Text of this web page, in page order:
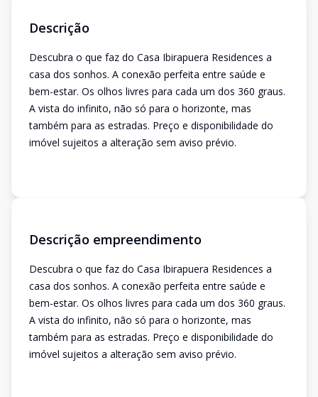
Descrição
Descubra o que faz do Casa Ibirapuera Residences a
casa dos sonhos. A conexão perfeita entre saúde e
bem-estar. Os olhos livres para cada um dos 360 graus.
A vista do infinito, não só para o horizonte, mas
também para as estradas. Preço e disponibilidade do
imóvel sujeitos a alteração sem aviso prévio.
Descrição empreendimento
Descubra o que faz do Casa Ibirapuera Residences a
casa dos sonhos. A conexão perfeita entre saúde e
bem-estar. Os olhos livres para cada um dos 360 graus.
A vista do infinito, não só para o horizonte, mas
também para as estradas. Preço e disponibilidade do
imóvel sujeitos a alteração sem aviso prévio.